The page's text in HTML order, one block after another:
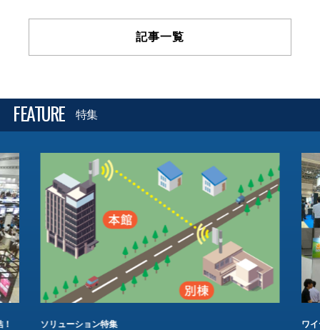
記事一覧
FEATURE 特集
ソリューション特集 ワ